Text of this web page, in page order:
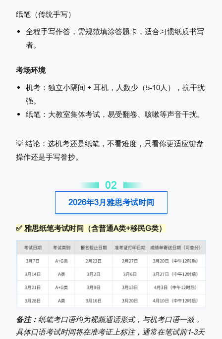
纸笔（传统手写）
全程手写作答，需规范填涂答题卡，适合习惯纸质书写
者。
考场环境
机考：独立小隔间 + 耳机，人数少（5-10人），抗干扰
强。
纸笔：大教室集体考试，易受翻卷、咳嗽等声音干扰。
💡 结论：选机考还是纸笔，不看难度，只看你更适应键盘
操作还是手写誊抄。
02
2026年3月雅思考试时间
✅ 雅思纸笔考试时间（含普通A类+移民G类）
备注： 纸笔考口语均为视频通话形式，与机考口语一致，
具体口语考试时间将在准考证上标注，通常在笔试前1-3天